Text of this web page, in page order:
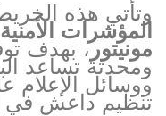
وتأتي هذه
المؤشرات الأمنية
مونيتور، بهدف
ومحدثة تساعد
ووسائل الإعلام
تنظيم داعش في